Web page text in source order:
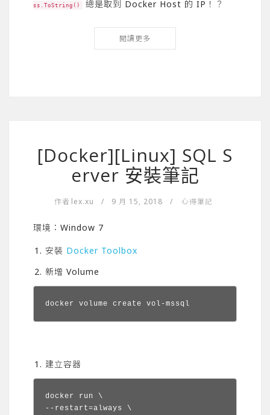
ss.ToString() 總是取到 Docker Host 的 IP！？
閱讀更多
[Docker][Linux] SQL S
erver 安裝筆記
作者 lex.xu / 9 月 15, 2018 / 心得筆記
環境：Window 7
安裝 Docker Toolbox
新增 Volume
docker volume create vol-mssql
建立容器
docker run \
--restart=always \